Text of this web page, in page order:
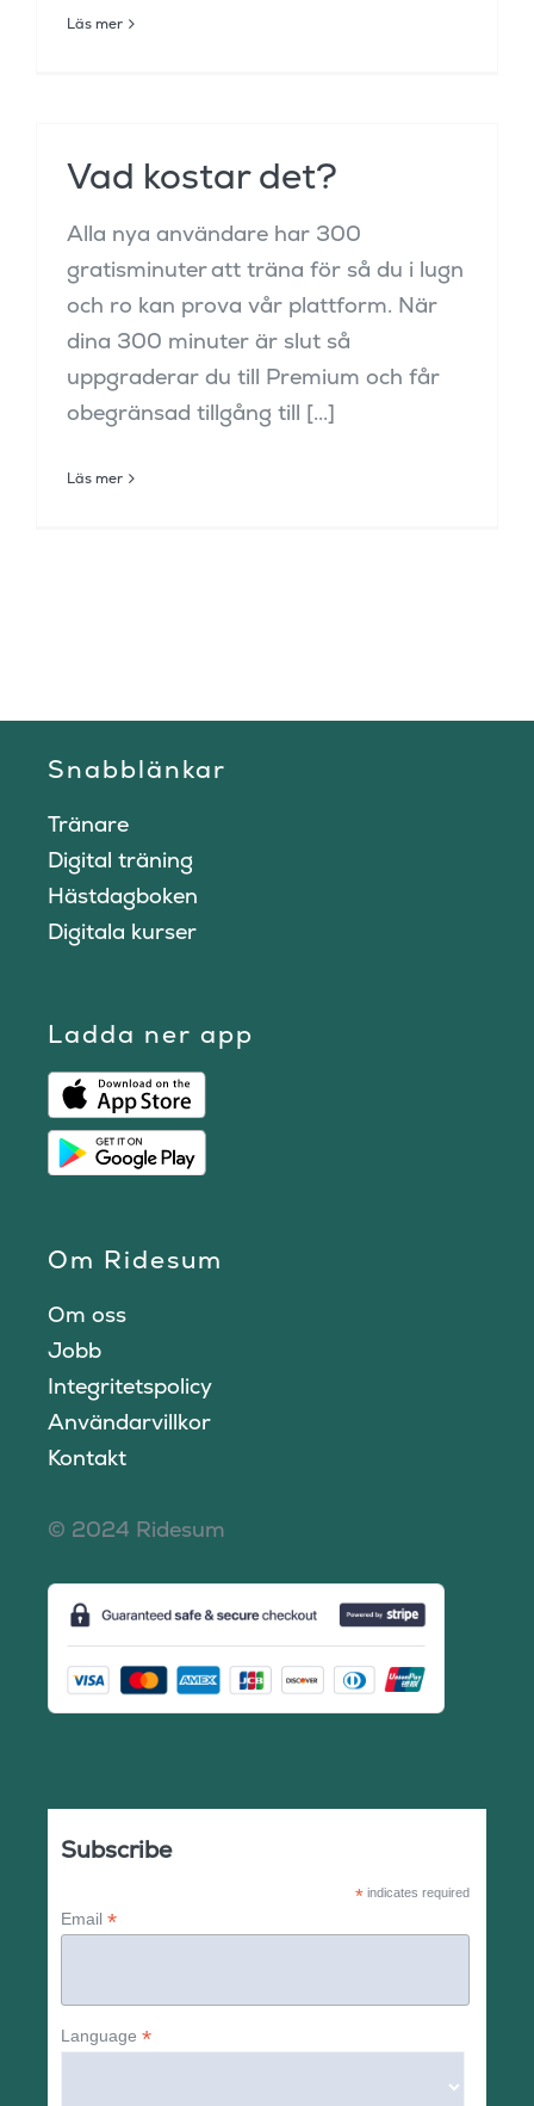
Läs mer
Vad kostar det?
Alla nya användare har 300
gratisminuter att träna för så du i lugn
och ro kan prova vår plattform. När
dina 300 minuter är slut så
uppgraderar du till Premium och får
obegränsad tillgång till [...]
Läs mer
Snabblänkar
Tränare
Digital träning
Hästdagboken
Digitala kurser
Ladda ner app
Om Ridesum
Om oss
Jobb
Integritetspolicy
Användarvillkor
Kontakt
© 2024 Ridesum
Subscribe
*indicates required
Email*
Language*